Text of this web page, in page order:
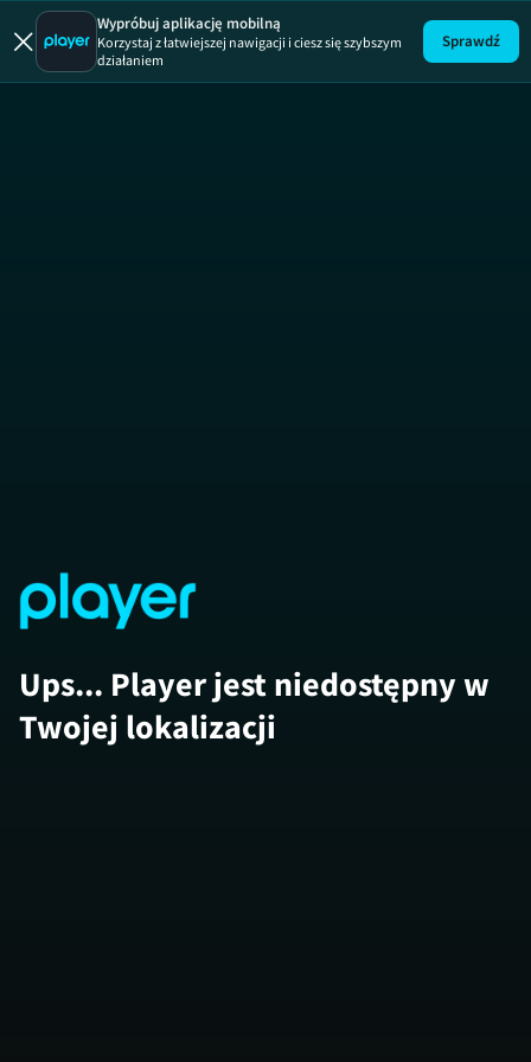
Wypróbuj aplikację mobilną
Korzystaj z łatwiejszej nawigacji i ciesz się szybszym
działaniem
Sprawdź
Ups... Player jest niedostępny w
Twojej lokalizacji